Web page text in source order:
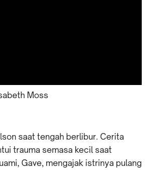
Moss
saat tengah berlibur. Cerita
trauma semasa kecil saat
Gave, mengajak istrinya pulang